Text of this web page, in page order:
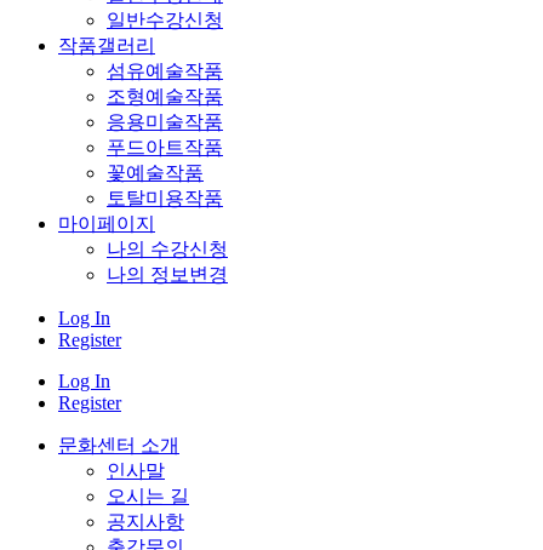
일반수강신청
작품갤러리
섬유예술작품
조형예술작품
응용미술작품
푸드아트작품
꽃예술작품
토탈미용작품
마이페이지
나의 수강신청
나의 정보변경
Log In
Register
Log In
Register
문화센터 소개
인사말
오시는 길
공지사항